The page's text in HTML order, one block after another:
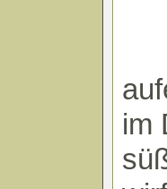
im